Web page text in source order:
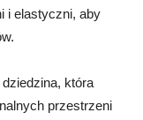
i elastyczni, aby
która
przestrzeni